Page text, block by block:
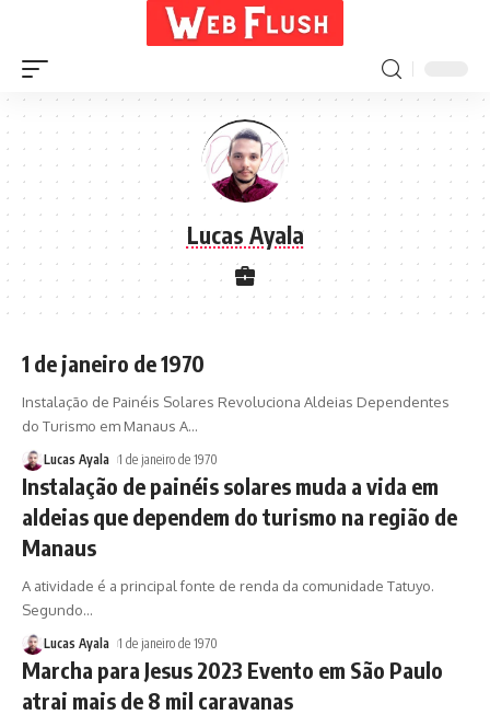
Lucas Ayala
1 de janeiro de 1970
Instalação de Painéis Solares Revoluciona Aldeias Dependentes
do Turismo em Manaus A…
Lucas Ayala 1 de janeiro de 1970
Instalação de painéis solares muda a vida em
aldeias que dependem do turismo na região de
Manaus
A atividade é a principal fonte de renda da comunidade Tatuyo.
Segundo…
Lucas Ayala 1 de janeiro de 1970
Marcha para Jesus 2023 Evento em São Paulo
atrai mais de 8 mil caravanas